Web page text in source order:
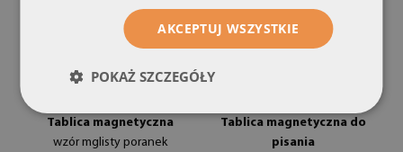
Tablica magnetyczna
wzór mglisty poranek
Tablica magnetyczna do
pisania
AKCEPTUJ WSZYSTKIE
POKAŻ SZCZEGÓŁY